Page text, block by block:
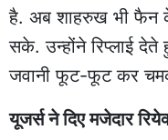
है. अब शाहरुख भी फैन
सके. उन्होंने रिप्लाई देते
जवानी फूट-फूट कर
यूजर्स ने दिए मजेदार